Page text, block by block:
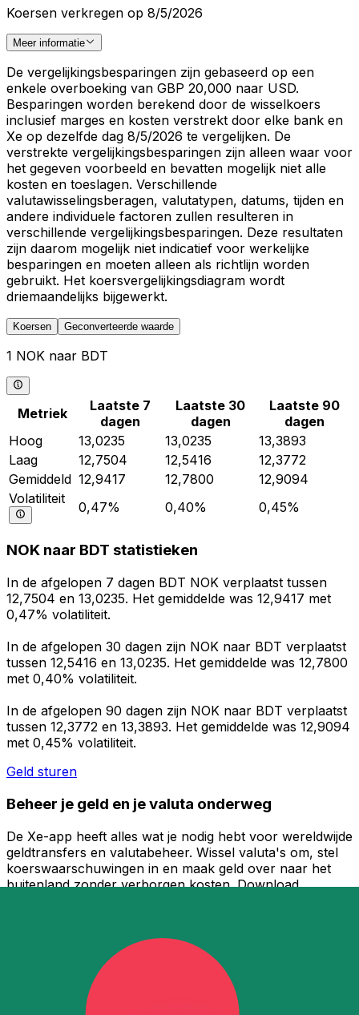
Koersen verkregen op 8/5/2026
Meer informatie
De vergelijkingsbesparingen zijn gebaseerd op een
enkele overboeking van GBP 20,000 naar USD.
Besparingen worden berekend door de wisselkoers
inclusief marges en kosten verstrekt door elke bank en
Xe op dezelfde dag 8/5/2026 te vergelijken. De
verstrekte vergelijkingsbesparingen zijn alleen waar voor
het gegeven voorbeeld en bevatten mogelijk niet alle
kosten en toeslagen. Verschillende
valutawisselingsberagen, valutatypen, datums, tijden en
andere individuele factoren zullen resulteren in
verschillende vergelijkingsbesparingen. Deze resultaten
zijn daarom mogelijk niet indicatief voor werkelijke
besparingen en moeten alleen als richtlijn worden
gebruikt. Het koersvergelijkingsdiagram wordt
driemaandelijks bijgewerkt.
Koersen Geconverteerde waarde
1 NOK naar BDT
Metriek
Laatste 7
dagen
Laatste 30
dagen
Laatste 90
dagen
Hoog
13,0235 13,0235
13,3893
Laag
12,7504 12,5416
12,3772
Gemiddeld 12,9417 12,7800
12,9094
Volatiliteit
0,47% 0,40% 0,45%
NOK naar BDT statistieken
In de afgelopen 7 dagen BDT NOK verplaatst tussen
12,7504 en 13,0235. Het gemiddelde was 12,9417 met
0,47% volatiliteit.
In de afgelopen 30 dagen zijn NOK naar BDT verplaatst
tussen 12,5416 en 13,0235. Het gemiddelde was 12,7800
met 0,40% volatiliteit.
In de afgelopen 90 dagen zijn NOK naar BDT verplaatst
tussen 12,3772 en 13,3893. Het gemiddelde was 12,9094
met 0,45% volatiliteit.
Geld sturen
Beheer je geld en je valuta onderweg
De Xe-app heeft alles wat je nodig hebt voor wereldwijde
geldtransfers en valutabeheer. Wissel valuta's om, stel
koerswaarschuwingen in en maak geld over naar het
buitenland zonder verborgen kosten. Download